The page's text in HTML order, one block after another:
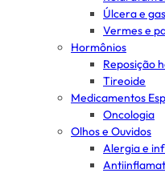
Úlcera e
Vermes e
Hormônios
Reposição
Tireoide
Medicamentos
Oncologia
Olhos e Ouvidos
Alergia e